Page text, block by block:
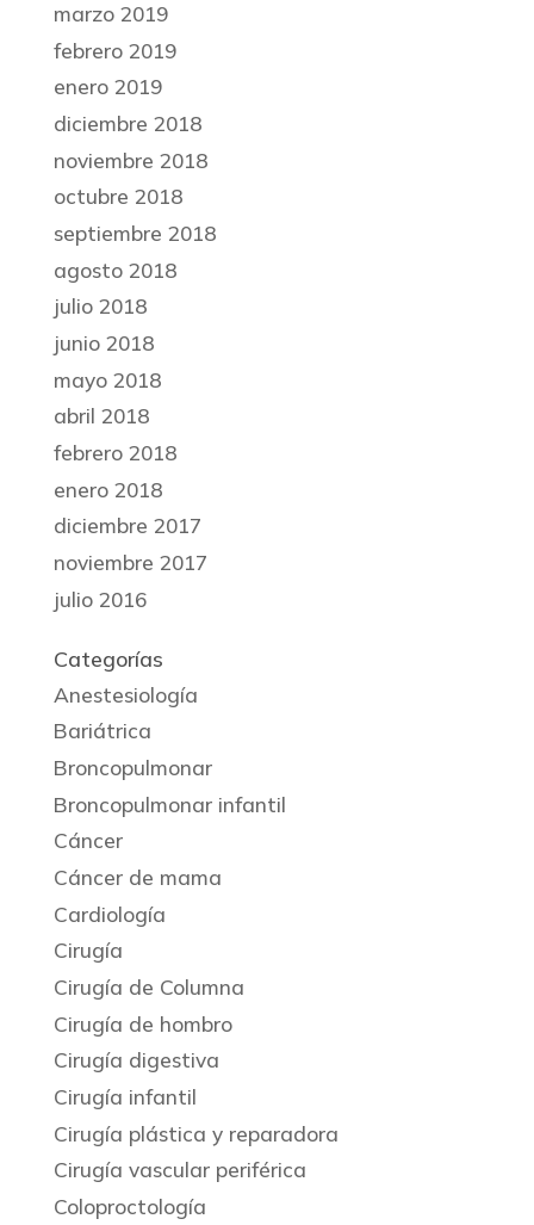
marzo 2019
febrero 2019
enero 2019
diciembre 2018
noviembre 2018
octubre 2018
septiembre 2018
agosto 2018
julio 2018
junio 2018
mayo 2018
abril 2018
febrero 2018
enero 2018
diciembre 2017
noviembre 2017
julio 2016
Categorías
Anestesiología
Bariátrica
Broncopulmonar
Broncopulmonar infantil
Cáncer
Cáncer de mama
Cardiología
Cirugía
Cirugía de Columna
Cirugía de hombro
Cirugía digestiva
Cirugía infantil
Cirugía plástica y reparadora
Cirugía vascular periférica
Coloproctología